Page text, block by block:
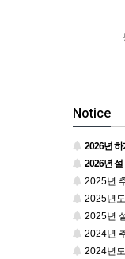
Notice
2026년 하
2026년 설
2025년
2025년
2025년
2024년
2024년